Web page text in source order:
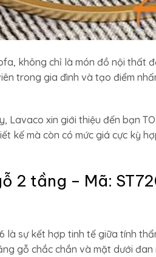
không chỉ là món đồ nội thất
trong gia đình và tạo điểm
Lavaco xin giới thiệu đến bạn
kế mà còn có mức giá cực kỳ
2 tầng – Mã:
là sự kết hợp tinh tế giữa tính
gỗ chắc chắn và mặt dưới